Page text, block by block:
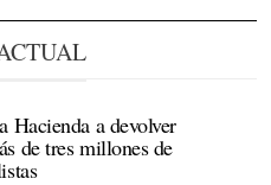
Hacienda a devolver
de tres millones de